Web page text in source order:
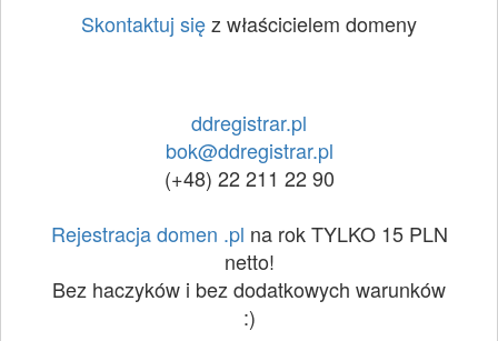
Skontaktuj sięz właścicielem domeny
ddregistrar.pl
bok@ddregistrar.pl
(+48) 22 211 22 90
Rejestracja domen .pl na rok TYLKO 15 PLN
netto!
Bez haczyków i bez dodatkowych warunków
:)